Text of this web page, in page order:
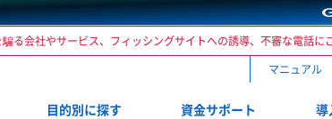
る会社やサービス、フィッシングサイトへの誘導、不審な電話に
マニュアル
目的別に探す 資金サポート 導